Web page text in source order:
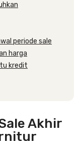
periode sale
harga
kredit
Akhir